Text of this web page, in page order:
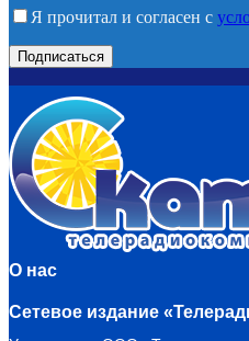
Я прочитал и согласен с
О нас
Сетевое издание